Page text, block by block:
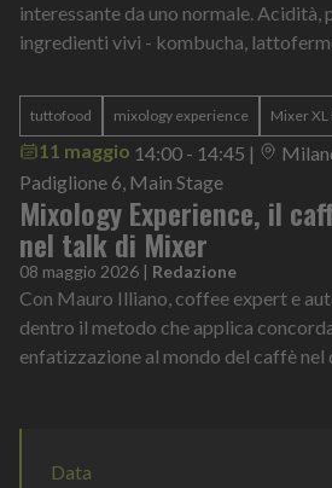
interessante da uno normale.
ingredienti vivi - kombucha,
a un piatto. Ciro Fontanesi,
Academy, guida questa esplorazione
conosce il confine tra identità e
tuttofood mixology experience Mixer XL
11 maggio 14:00 - 14:45 |
Padiglione 6, Main Stage
Mixology Experience, il
nel talk di Mixer
08 maggio 2026 | Redazione
Con Mauro Illiano, coffee expert e
dentro il metodo che applica
enfatizzazione al mondo del caffè
Data